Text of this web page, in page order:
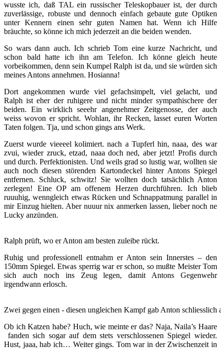
wusste ich, daß TAL ein russischer Teleskopbauer ist, der durch
zuverlässige, robuste und dennoch einfach gebaute gute Optiken
unter Kennern einen sehr guten Namen hat. Wenn ich Hilfe
bräuchte, so könne ich mich jederzeit an die beiden wenden.
So wars dann auch. Ich schrieb Tom eine kurze Nachricht, und
schon bald hatte ich ihn am Telefon. Ich könne gleich heute
vorbeikommen, denn sein Kumpel Ralph ist da, und sie würden sich
meines Antons annehmen. Hosianna!
Dort angekommen wurde viel gefachsimpelt, viel gelacht, und
Ralph ist eher der ruhigere und nicht minder sympathischere der
beiden. Ein wirklich seeehr angenehmer Zeitgenosse, der auch
weiss wovon er spricht. Wohlan, ihr Recken, lasset euren Worten
Taten folgen. Tja, und schon gings ans Werk.
Zuerst wurde vieeeel kolimiert. nach a Tupferl hin, naaa, des war
zvui, wieder zruck, etzad, naaa doch ned, aber jetzt! Profis durch
und durch. Perfektionisten. Und weils grad so lustig war, wollten sie
auch noch diesen störenden Kartondeckel hinter Antons Spiegel
entfernen. Schluck, schwitz! Sie wollten doch tatsächlich Anton
zerlegen! Eine OP am offenem Herzen durchführen. Ich blieb
ruuuhig, wenngleich etwas Rücken und Schnappatmung parallel in
mir Einzug hielten. Aber nuuur nix anmerken lassen, lieber noch ne
Lucky anzünden.
Ralph prüft, wo er Anton am besten zuleibe rückt.
Ruhig und professionell entnahm er Anton sein Innerstes – den
150mm Spiegel. Etwas sperrig war er schon, so mußte Meister Tom
sich auch noch ins Zeug legen, damit Antons Gegenwehr
irgendwann erlosch.
Zwei gegen einen - diesen ungleichen Kampf gab Anton schliesslich
Ob ich Katzen habe? Huch, wie meinte er das? Naja, Naila’s Haare
fanden sich sogar auf dem stets verschlossenen Spiegel wieder.
Hust, jaaa, hab ich… Weiter gings. Tom war in der Zwischenzeit in